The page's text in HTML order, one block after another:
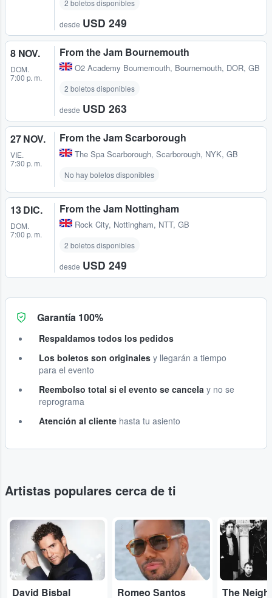
2 boletos disponibles
desde USD 249
8 NOV.
DOM.
7:00 p. m.
From the Jam Bournemouth
O2 Academy Bournemouth, Bournemouth, DOR, GB
2 boletos disponibles
desde USD 263
27 NOV.
VIE.
7:30 p. m.
From the Jam Scarborough
The Spa Scarborough, Scarborough, NYK, GB
No hay boletos disponibles
13 DIC.
DOM.
7:00 p. m.
From the Jam Nottingham
Rock City, Nottingham, NTT, GB
2 boletos disponibles
desde USD 249
Garantía 100%
Respaldamos todos los pedidos
Los boletos son originales y llegarán a tiempo
para el evento
Reembolso total si el evento se cancela y no se
reprograma
Atención al cliente hasta tu asiento
Artistas populares cerca de ti
...
David Bisbal Romeo Santos
...